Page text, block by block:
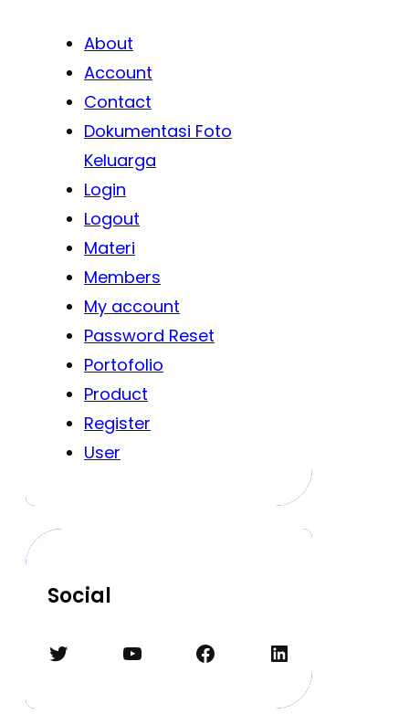
About
Account
Contact
Dokumentasi Foto
Keluarga
Login
Logout
Materi
Members
My account
Password Reset
Portofolio
Product
Register
User
Social
Twitter YouTube Facebook LinkedIn